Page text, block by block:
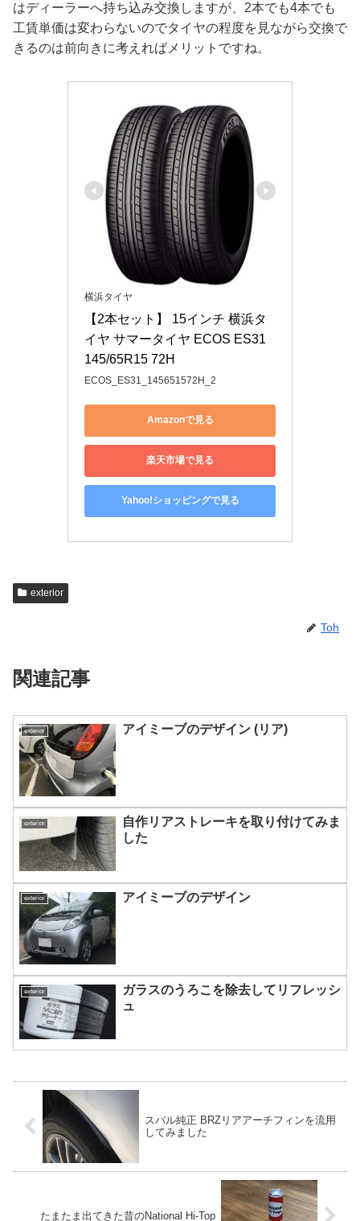
はディーラーへ持ち込み交換しますが、2本でも4本でも
工賃単価は変わらないのでタイヤの程度を見ながら交換で
きるのは前向きに考えればメリットですね。
横浜タイヤ
【2本セット】 15インチ 横浜タ
イヤ サマータイヤ ECOS ES31
145/65R15 72H
ECOS_ES31_145651572H_2
Amazonで見る
楽天市場で見る
Yahoo!ショッピングで見る
exterior
Toh
関連記事
exterior アイミーブのデザイン (リア)
exterior
自作リアストレーキを取り付けてみま
した
exterior アイミーブのデザイン
exterior
ガラスのうろこを除去してリフレッシ
ュ
スバル純正 BRZリアアーチフィンを流用
してみました
たまたま出てきた昔のNational Hi-Top